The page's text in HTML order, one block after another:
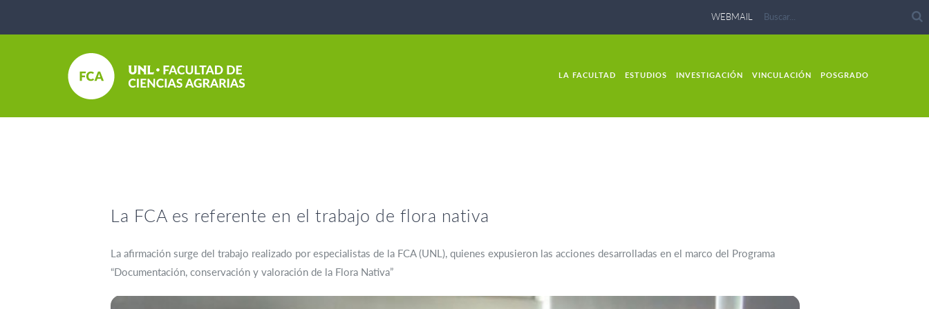
WEBMAIL
LA FACULTAD ESTUDIOS INVESTIGACIÓN VINCULACIÓN POSGRADO
La FCA es referente en el trabajo de flora nativa
La afirmación surge del trabajo realizado por especialistas de la FCA (UNL), quienes expusieron las acciones desarrolladas en el marco del Programa
“Documentación, conservación y valoración de la Flora Nativa”